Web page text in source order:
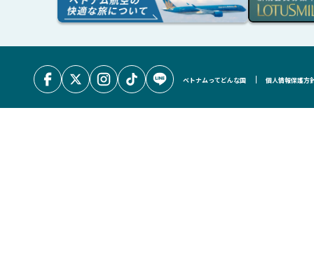
ベトナムってどんな国 個人情報保護方